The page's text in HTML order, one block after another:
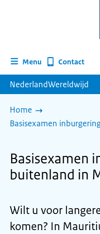
Menu Contact
NederlandWereldwijd
Home
Basisexamen
Basisexamen
buitenland in
Wilt u voor
komen? In